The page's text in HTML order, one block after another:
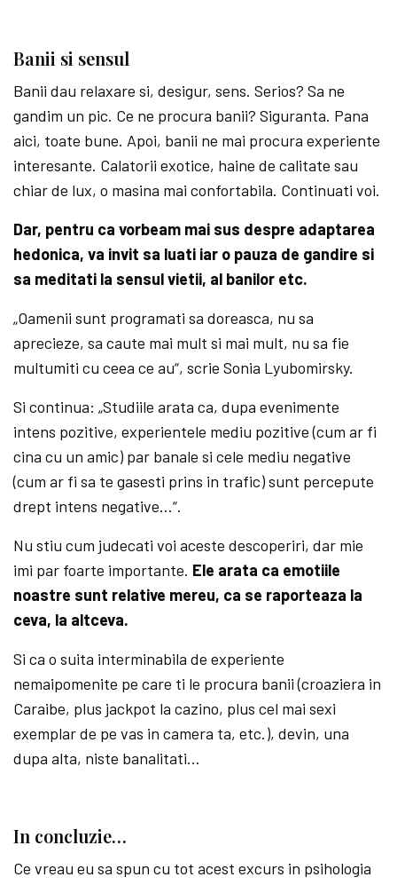
Banii si sensul
Banii dau relaxare si, desigur, sens. Serios? Sa ne
gandim un pic. Ce ne procura banii? Siguranta. Pana
aici, toate bune. Apoi, banii ne mai procura experiente
interesante. Calatorii exotice, haine de calitate sau
chiar de lux, o masina mai confortabila. Continuati voi.
Dar, pentru ca vorbeam mai sus despre adaptarea
hedonica, va invit sa luati iar o pauza de gandire si
sa meditati la sensul vietii, al banilor etc.
„Oamenii sunt programati sa doreasca, nu sa
aprecieze, sa caute mai mult si mai mult, nu sa fie
multumiti cu ceea ce au“, scrie Sonia Lyubomirsky.
Si continua: „Studiile arata ca, dupa evenimente
intens pozitive, experientele mediu pozitive (cum ar fi
cina cu un amic) par banale si cele mediu negative
(cum ar fi sa te gasesti prins in trafic) sunt percepute
drept intens negative…“.
Nu stiu cum judecati voi aceste descoperiri, dar mie
imi par foarte importante. Ele arata ca emotiile
noastre sunt relative mereu, ca se raporteaza la
ceva, la altceva.
Si ca o suita interminabila de experiente
nemaipomenite pe care ti le procura banii (croaziera in
Caraibe, plus jackpot la cazino, plus cel mai sexi
exemplar de pe vas in camera ta, etc.), devin, una
dupa alta, niste banalitati…
In concluzie…
Ce vreau eu sa spun cu tot acest excurs in psihologia